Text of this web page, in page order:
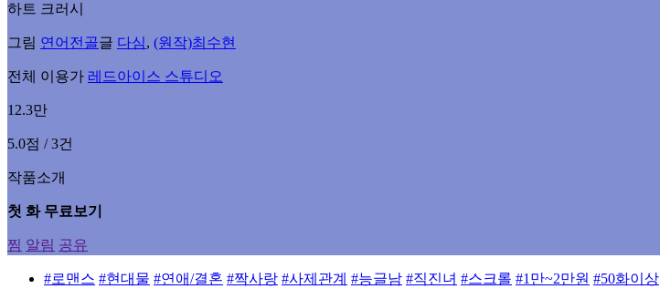
하트 크러시
그림 연어전골글 다심, (원작)최수현
전체 이용가 레드아이스 스튜디오
12.3만
5.0점 / 3건
작품소개
첫 화 무료보기
찜 알림 공유
#로맨스 #현대물 #연애/결혼 #짝사랑 #사제관계 #능글남 #직진녀 #스크롤 #1만~2만원 #50화이상